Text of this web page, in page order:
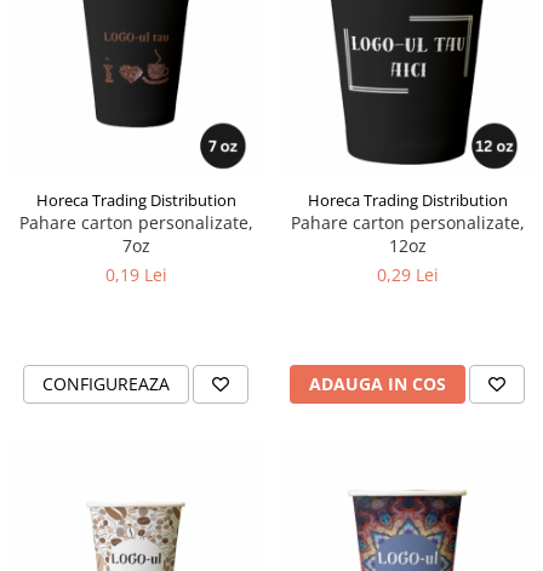
Horeca Trading Distribution
Pahare carton personalizate,
7oz
0,19 Lei
CONFIGUREAZA
Horeca Trading Distribution
Pahare carton personalizate,
12oz
0,29 Lei
ADAUGA IN COS